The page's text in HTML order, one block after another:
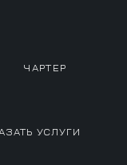
ЧАРТЕР
УСЛУГИ